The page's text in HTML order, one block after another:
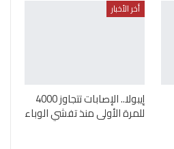
أخر الأخبار
إيبولا.. الإصابات تتجاوز 4000
للمرة الأولى منذ تفشي الوباء